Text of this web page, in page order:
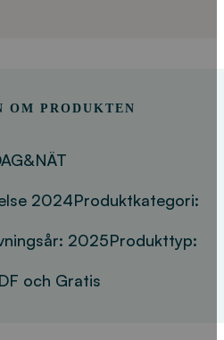
OM PRODUKTEN
2024Produktkategori:
2025Produkttyp:
och Gratis